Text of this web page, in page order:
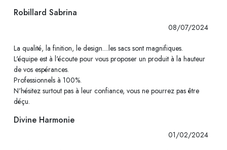
Robillard Sabrina
08/07/2024
La qualité, la finition, le design....les sacs sont magnifiques.
L'équipe est à l'écoute pour vous proposer un produit à la hauteur
de vos espérances.
Professionnels à 100%.
N'hésitez surtout pas à leur confiance, vous ne pourrez pas être
déçu.
Divine Harmonie
01/02/2024